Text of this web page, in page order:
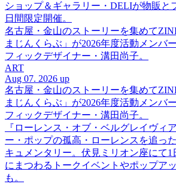
ショップ＆ギャラリー・DELIが物販と
日間限定開催。
名古屋・金山のストーリーを集めて
まじんくらぶ」が2026年度活動メンバ
フィックデザイナー・溝田尚子。
ART
Aug 07. 2026 up
名古屋・金山のストーリーを集めて
まじんくらぶ」が2026年度活動メンバ
フィックデザイナー・溝田尚子。
『ローレンス・オブ・ベルグレイヴィ
ー・ポップの孤高・ローレンスを追っ
キュメンタリー。伏見ミリオン座にて
にまつわるトークイベントやポップア
も。